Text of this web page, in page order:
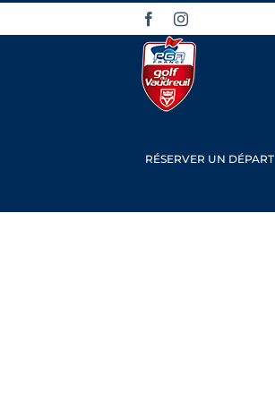
Passer
contenu
FacebookInstagram
RÉSERVER UN DÉPART